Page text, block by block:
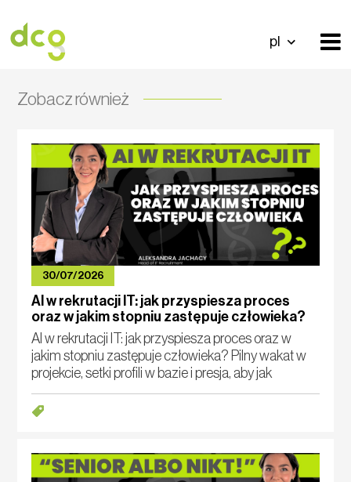
pl
Zobacz również
30/07/2026
AI w rekrutacji IT: jak przyspiesza proces
oraz w jakim stopniu zastępuje człowieka?
AI w rekrutacji IT: jak przyspiesza proces oraz w
jakim stopniu zastępuje człowieka? Pilny wakat w
projekcie, setki profili w bazie i presja, aby jak
najszybciej przedstawić właściwych specjalistów.
W takich warunkach agencja rekr